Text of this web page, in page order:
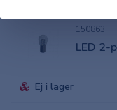
150863
LED 2-
Ej i lager